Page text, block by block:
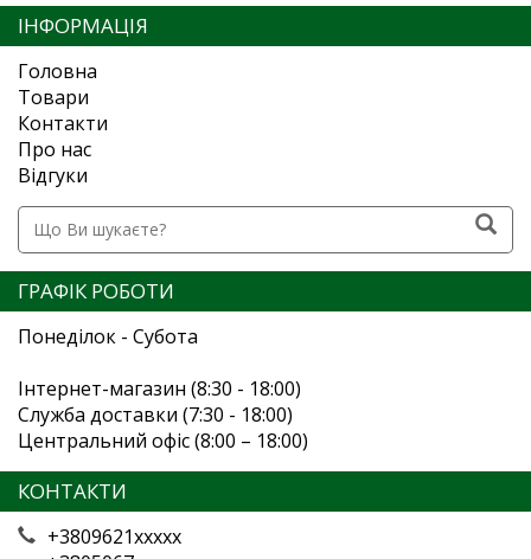
ІНФОРМАЦІЯ
Головна
Товари
Контакти
Про нас
Відгуки
ГРАФІК РОБОТИ
Понеділок - Субота
Інтернет-магазин (8:30 - 18:00)
Служба доставки (7:30 - 18:00)
Центральний офіс (8:00 – 18:00)
КОНТАКТИ
+3809621xxxxx